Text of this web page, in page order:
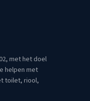
met het doel
helpen met
toilet, riool,